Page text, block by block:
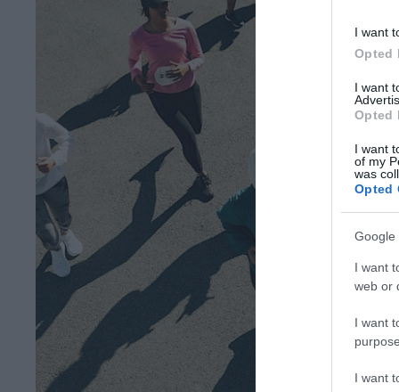
I want
Opted
I want
Opted
I want
of my
was
Opted
Google
I want
web or
I want
I want